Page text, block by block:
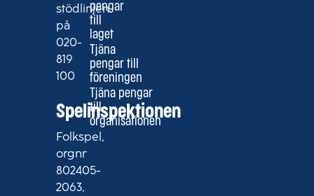
stödlinjen
på
020-
819
100
Spelinspektionen
Folkspel,
orgnr
802405-
2063,
pengar
till
laget
Tjäna
pengar till
föreningen
Tjäna pengar
till
organisationen